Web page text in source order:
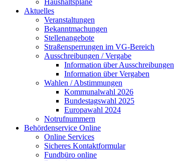
Haushaltspläne
Aktuelles
Veranstaltungen
Bekanntmachungen
Stellenangebote
Straßensperrungen im VG-Bereich
Ausschreibungen / Vergabe
Information über Ausschreibungen
Information über Vergaben
Wahlen / Abstimmungen
Kommunalwahl 2026
Bundestagswahl 2025
Europawahl 2024
Notrufnummern
Behördenservice Online
Online Services
Sicheres Kontaktformular
Fundbüro online